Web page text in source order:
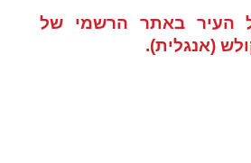
העיר באתר הרשמי של
(אנגלית).